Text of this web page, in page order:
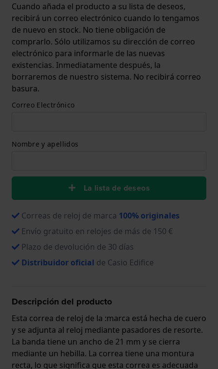
Cuando añada el producto a su lista de deseos,
recibirá un correo electrónico cuando lo tengamos
de nuevo en stock. No tiene obligación de
comprarlo. Sólo utilizamos su dirección de correo
electrónico para informarle de las nuevas
existencias. Inmediatamente después, la
borraremos de nuestro sistema. No recibirá correo
basura.
Correo Electrónico
Nombre y apellidos
La lista de deseos
Correas de reloj de marca 100% originales
Envío gratuito en relojes de más de 150 €
Plazo de devolución de 30 días
Distribuidor oficial de Casio Edifice
Descripción del producto
Esta correa de reloj de la :marca está hecha de cuero
y se adjunta al reloj mediante pasadores de resorte.
La banda tiene un ancho de 21 mm y se cierra
mediante un hebilla. La correa tiene una montura
recta, lo que significa que esta correa es adecuada